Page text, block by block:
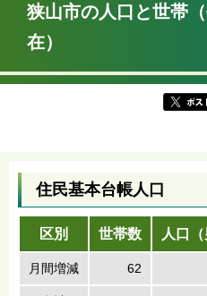
ら
狭山市の人口と世帯
在）
住民基本台帳人口
区別 世帯数 人口（
月間増減 62